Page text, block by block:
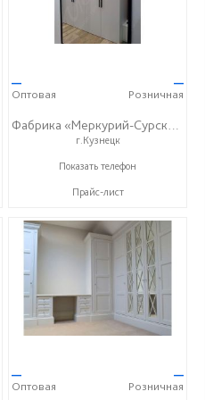
—
Оптовая
—
Розничная
Фабрика «Меркурий-Сурский»
г.Кузнецк
+7 (8415) 73-05-06
Показать телефон
Прайс-лист
—
Оптовая
—
Розничная